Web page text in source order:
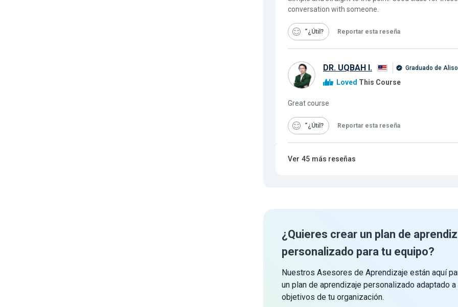
conversation with someone.
“¿Útil Reportar esta reseña
DR. UQBAH I. Graduado de
Loved This Course
Great course
“¿Útil Reportar esta reseña
Ver 45 más reseñas
¿Quieres crear un plan de
personalizado para tu equipo?
Nuestros Asesores de Aprendizaje están aquí
un plan de aprendizaje personalizado adaptado
objetivos de tu organización.